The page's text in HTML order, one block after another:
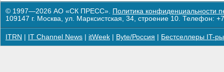
© 1997—2026 АО «СК ПРЕСС». Политика конфиденциальности
109147 г. Москва, ул. Марксистская, 34, строение 10. Телефон:
ITRN IT Channel News itWeek Byte/Россия Бестселлеры IT-